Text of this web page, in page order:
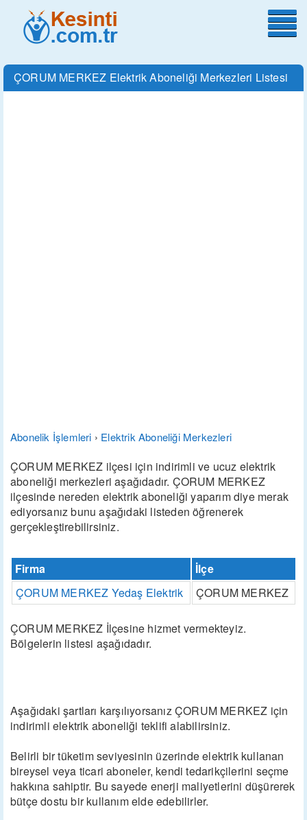
ÇORUM MERKEZ Elektrik Aboneliği Merkezleri Listesi
Abonelik İşlemleri › Elektrik Aboneliği Merkezleri
ÇORUM MERKEZ ilçesi için indirimli ve ucuz elektrik
aboneliği merkezleri aşağıdadır. ÇORUM MERKEZ
ilçesinde nereden elektrik aboneliği yaparım diye merak
ediyorsanız bunu aşağıdaki listeden öğrenerek
gerçekleştirebilirsiniz.
Firma
İlçe
ÇORUM MERKEZ Yedaş Elektrik
ÇORUM MERKEZ
ÇORUM MERKEZ İlçesine hizmet vermekteyiz.
Bölgelerin listesi aşağıdadır.
Aşağıdaki şartları karşılıyorsanız ÇORUM MERKEZ için
indirimli elektrik aboneliği teklifi alabilirsiniz.
Belirli bir tüketim seviyesinin üzerinde elektrik kullanan
bireysel veya ticari aboneler, kendi tedarikçilerini seçme
hakkına sahiptir. Bu sayede enerji maliyetlerini düşürerek
bütçe dostu bir kullanım elde edebilirler.